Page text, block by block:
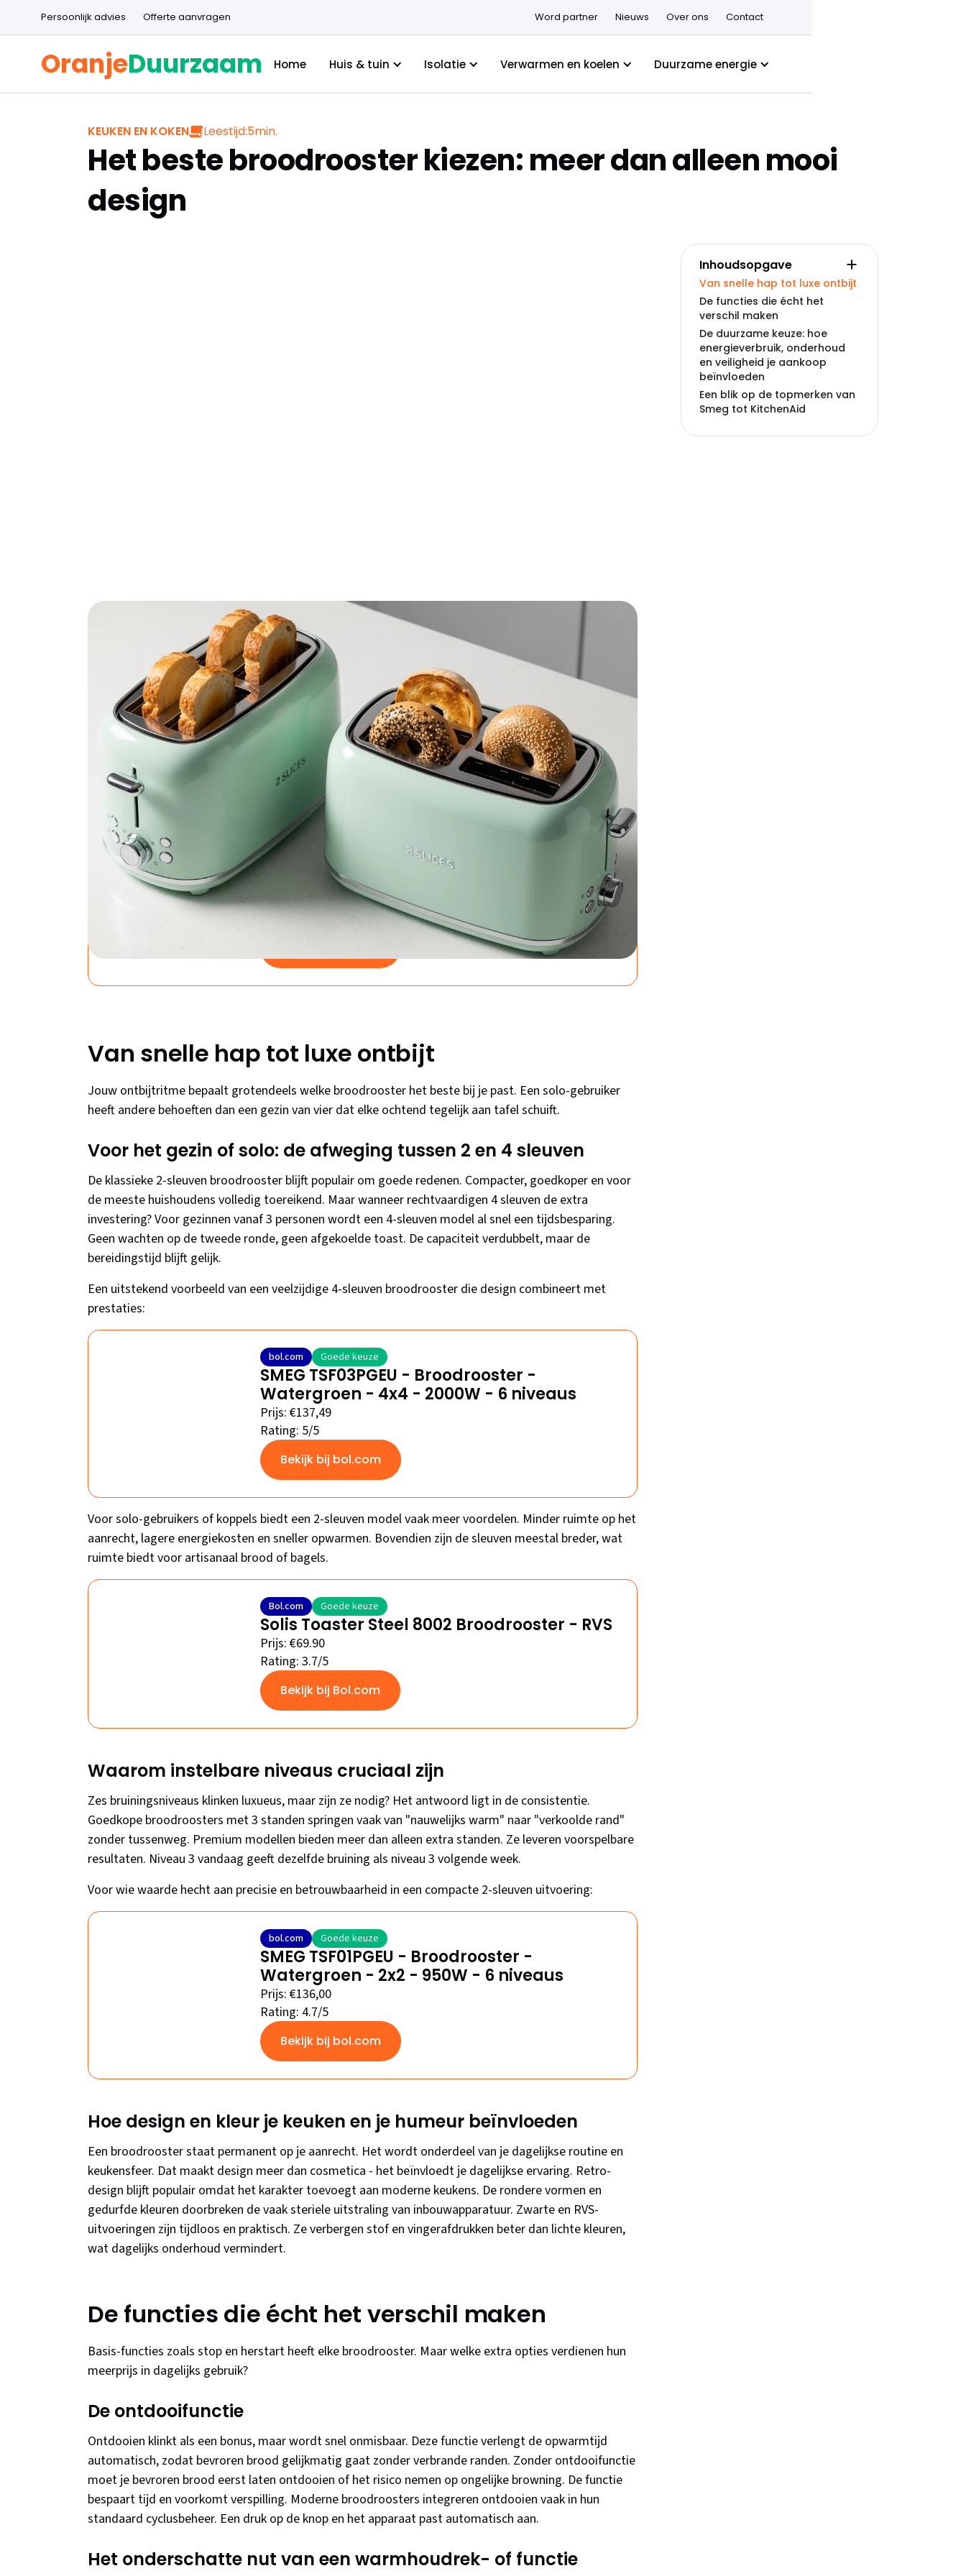
Persoonlijk advies Offerte aanvragen Word partner Nieuws Over ons Contact
OranjeDuurzaam Home Huis & tuin Isolatie Verwarmen en koelen Duurzame energie
KEUKEN EN KOKEN Leestijd:5min.
Het beste broodrooster kiezen: meer dan alleen mooi
design
Een broodrooster lijkt een simpele aankoop, maar de verschillen in prestaties, duurzaamheid en
gebruiksgemak zijn enorm. Van de €35 budgetoptie tot de €250 designklassieker - elke euro die je
meer betaalt, moet zich terugverdienen in betere toast, langere levensduur of extra functionaliteit.
De keuze tussen een 2-sleuven model voor €40 en een 4-sleuven premium variant voor €200 gaat
verder dan capaciteit alleen. Het verschil zit in de gelijkmatigheid van het roosteren, de precisie van de
temperatuurregeling en de extra functies die je dagelijks ontbijt kunnen verbeteren.
Goede keuze
AoraKitchen Broodrooster met
Tostiklemmen - 900W - 6 Warmteniveaus -
Led Scherm - Toaster - met Timerfuncties
- Tosti Apparaat - Zwart
Prijs: €56.99
Rating: 4.8/5
Van snelle hap tot luxe ontbijt
Jouw ontbijtritme bepaalt grotendeels welke broodrooster het beste bij je past. Een solo-gebruiker
heeft andere behoeften dan een gezin van vier dat elke ochtend tegelijk aan tafel schuift.
Voor het gezin of solo: de afweging tussen 2 en 4 sleuven
De klassieke 2-sleuven broodrooster blijft populair om goede redenen. Compacter, goedkoper en voor
de meeste huishoudens volledig toereikend. Maar wanneer rechtvaardigen 4 sleuven de extra
investering? Voor gezinnen vanaf 3 personen wordt een 4-sleuven model al snel een tijdsbesparing.
Geen wachten op de tweede ronde, geen afgekoelde toast. De capaciteit verdubbelt, maar de
bereidingstijd blijft gelijk.
Een uitstekend voorbeeld van een veelzijdige 4-sleuven broodrooster die design combineert met
prestaties:
bol.com Goede keuze
SMEG TSF03PGEU - Broodrooster -
Watergroen - 4x4 - 2000W - 6 niveaus
Prijs: €137,49
Rating: 5/5
Bekijk bij bol.com
Voor solo-gebruikers of koppels biedt een 2-sleuven model vaak meer voordelen. Minder ruimte op het
aanrecht, lagere energiekosten en sneller opwarmen. Bovendien zijn de sleuven meestal breder, wat
ruimte biedt voor artisanaal brood of bagels.
Bol.com Goede keuze
Solis Toaster Steel 8002 Broodrooster - RVS
Prijs: €69.90
Rating: 3.7/5
Bekijk bij Bol.com
Waarom instelbare niveaus cruciaal zijn
Zes bruiningsniveaus klinken luxueus, maar zijn ze nodig? Het antwoord ligt in de consistentie.
Goedkope broodroosters met 3 standen springen vaak van "nauwelijks warm" naar "verkoolde rand"
zonder tussenweg. Premium modellen bieden meer dan alleen extra standen. Ze leveren voorspelbare
resultaten. Niveau 3 vandaag geeft dezelfde bruining als niveau 3 volgende week.
Voor wie waarde hecht aan precisie en betrouwbaarheid in een compacte 2-sleuven uitvoering:
bol.com Goede keuze
SMEG TSF01PGEU - Broodrooster -
Watergroen - 2x2 - 950W - 6 niveaus
Prijs: €136,00
Rating: 4.7/5
Bekijk bij bol.com
Hoe design en kleur je keuken en je humeur beïnvloeden
Een broodrooster staat permanent op je aanrecht. Het wordt onderdeel van je dagelijkse routine en
keukensfeer. Dat maakt design meer dan cosmetica - het beïnvloedt je dagelijkse ervaring. Retro-
design blijft populair omdat het karakter toevoegt aan moderne keukens. De rondere vormen en
gedurfde kleuren doorbreken de vaak steriele uitstraling van inbouwapparatuur. Zwarte en RVS-
uitvoeringen zijn tijdloos en praktisch. Ze verbergen stof en vingerafdrukken beter dan lichte kleuren,
wat dagelijks onderhoud vermindert.
De functies die écht het verschil maken
Basis-functies zoals stop en herstart heeft elke broodrooster. Maar welke extra opties verdienen hun
meerprijs in dagelijks gebruik?
De ontdooifunctie
Ontdooien klinkt als een bonus, maar wordt snel onmisbaar. Deze functie verlengt de opwarmtijd
automatisch, zodat bevroren brood gelijkmatig gaat zonder verbrande randen. Zonder ontdooifunctie
moet je bevroren brood eerst laten ontdooien of het risico nemen op ongelijke browning. De functie
bespaart tijd en voorkomt verspilling. Moderne broodroosters integreren ontdooien vaak in hun
standaard cyclusbeheer. Een druk op de knop en het apparaat past automatisch aan.
Het onderschatte nut van een warmhoudrek- of functie
Inhoudsopgave
Van snelle hap tot luxe ontbijt
De functies die écht het
verschil maken
De duurzame keuze: hoe
energieverbruik, onderhoud
en veiligheid je aankoop
beïnvloeden
Een blik op de topmerken van
Smeg tot KitchenAid